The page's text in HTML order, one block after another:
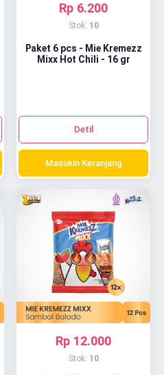
Rp 6.200
Stok: 10
Paket 6 pcs - Mie Kremezz
Mixx Hot Chili - 16 gr
Detil
Masukin Keranjang
Rp 12.000
Stok: 10